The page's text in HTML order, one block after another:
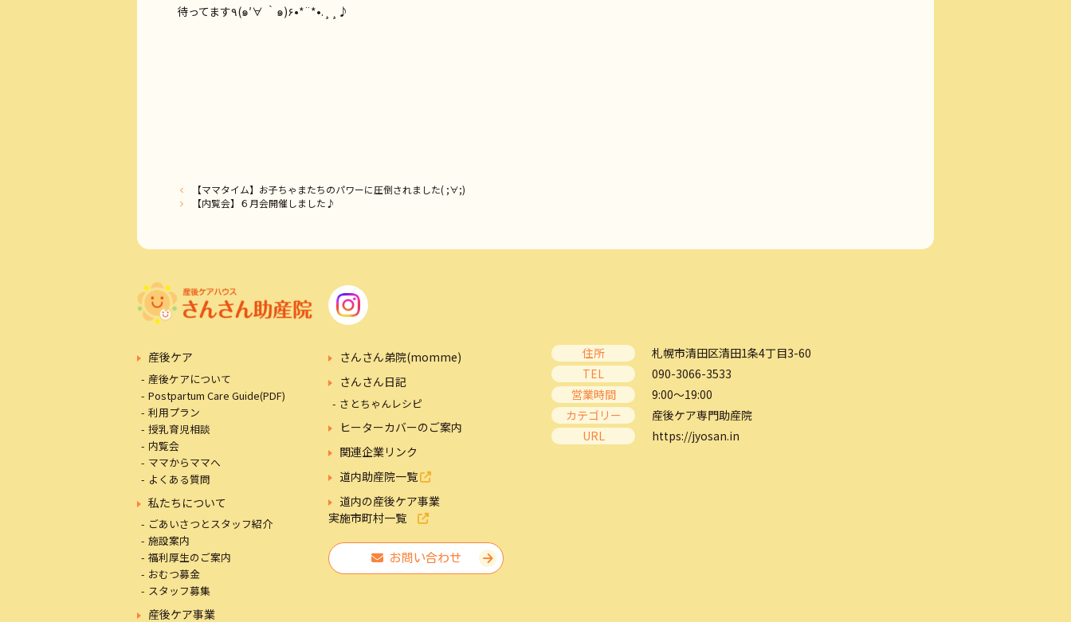
待ってます٩(๑′∀ ‵๑)۶•*¨*•.¸¸♪
【ママタイム】お子ちゃまたちのパワーに圧倒されました( ;∀;)
【内覧会】６月会開催しました♪
産後ケア
産後ケアについて
Postpartum Care Guide(PDF)
利用プラン
授乳育児相談
内覧会
ママからママへ
よくある質問
私たちについて
ごあいさつとスタッフ紹介
施設案内
福利厚生のご案内
おむつ募金
スタッフ募集
産後ケア事業
さんさん弟院(momme)
さんさん日記
さとちゃんレシピ
ヒーターカバーのご案内
関連企業リンク
道内助産院一覧
道内の産後ケア事業
実施市町村一覧
お問い合わせ
住所
札幌市清田区清田1条4丁目3-60
TEL
090-3066-3533
営業時間
9:00～19:00
カテゴリー
産後ケア専門助産院
URL
https://jyosan.in